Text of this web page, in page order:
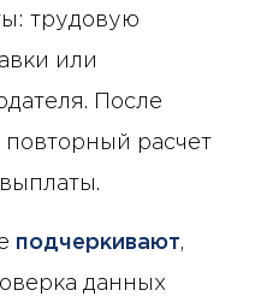
трудовую
или
После
расчет
подчеркивают,
данных